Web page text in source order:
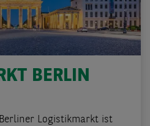
BERLIN
Logistikmarkt ist